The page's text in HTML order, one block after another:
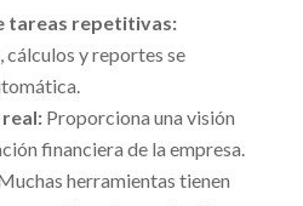
tareas repetitivas:
y reportes se
Proporciona una visión
financiera de la empresa.
herramientas tienen